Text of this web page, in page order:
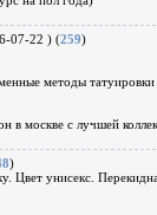
07-22 ) (259)
методы татуировки
в москве с лучшей
)
Цвет унисекс.